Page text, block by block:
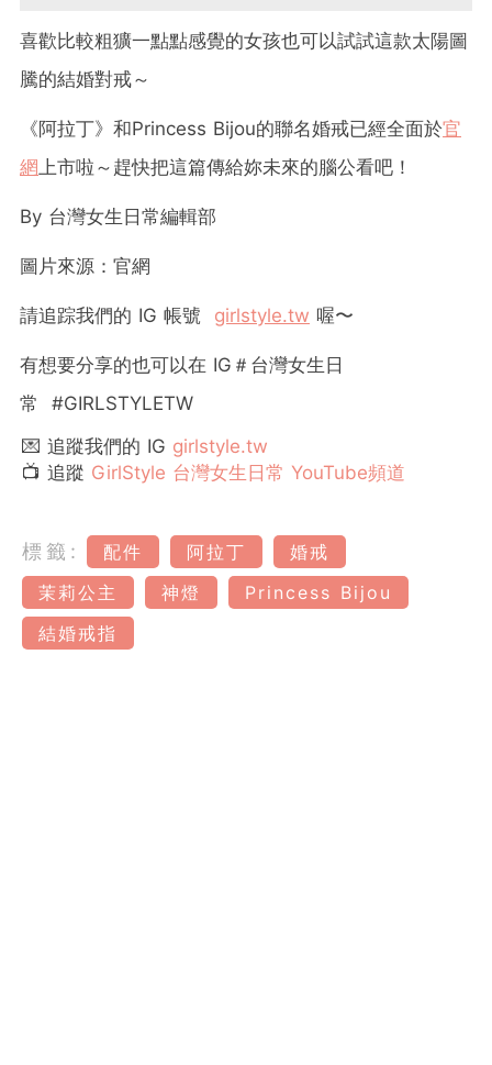
喜歡比較粗獷一點點感覺的女孩也可以試試這款太陽圖
騰的結婚對戒～
《阿拉丁》和Princess Bijou的聯名婚戒已經全面於官
網 上市啦～趕快把這篇傳給妳未來的腦公看吧！
By 台灣女生日常編輯部
圖片來源：官網
請追踪我們的 IG 帳號 girlstyle.tw 喔〜
有想要分享的也可以在 IG＃台灣女生日
常 #GIRLSTYLETW
💌 追蹤我們的 IG girlstyle.tw
📺 追蹤 GirlStyle 台灣女生日常 YouTube頻道
標籤: 配件 阿拉丁
婚戒
茉莉公主
神燈
Princess Bijou
結婚戒指